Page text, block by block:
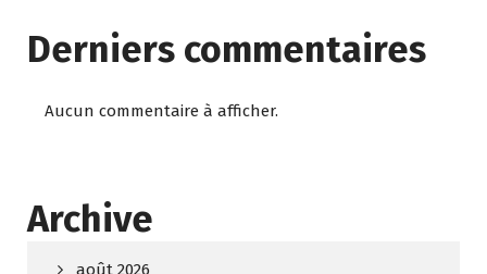
Derniers commentaires
Aucun commentaire à afficher.
Archive
août 2026